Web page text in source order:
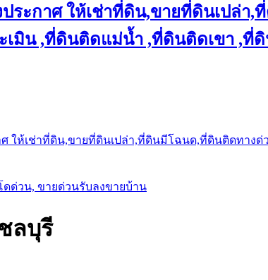
ประกาศ ให้เช่าที่ดิน,ขายที่ดินเปล่
เมิน ,ที่ดินติดแม่น้ำ ,ที่ดินติดเขา ,ที่
ศ ให้เช่าที่ดิน,ขายที่ดินเปล่า,ที่ดินมีโฉนด,ที่ดินติดทาง
ด่วน, ขายด่วนรับลงขายบ้าน
ลบุรี